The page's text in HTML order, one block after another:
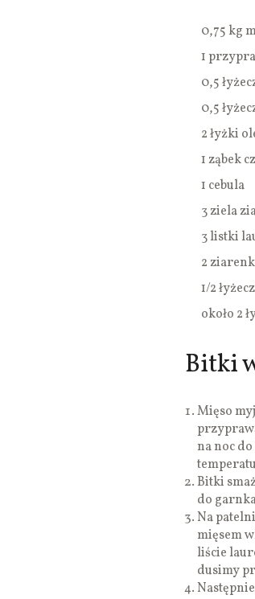
0,75 kg
1
0,5
0,5
2 łyżki
1 ząbek
1 cebula
3 ziela
3 listki
2
1/2
około 2
Bitki
Mięso
na noc
Bitki
do
Na
mięsem
liście
dusimy